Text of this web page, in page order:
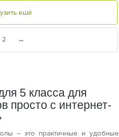
ешё
2 →
5 класса для
просто с интернет-
– это практичные и удобные